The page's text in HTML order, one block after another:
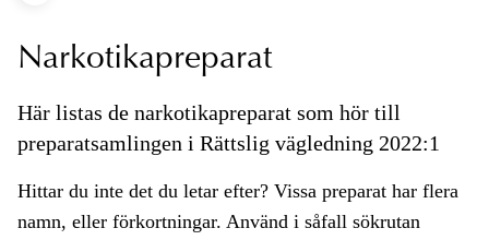
Narkotikapreparat
Här listas de narkotikapreparat som hör till
preparatsamlingen i Rättslig vägledning 2022:1
Hittar du inte det du letar efter? Vissa preparat har flera
namn, eller förkortningar. Använd i såfall sökrutan